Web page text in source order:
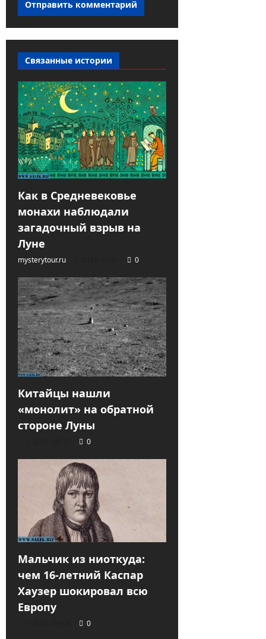
Связанные истории
Как в Средневековье
монахи наблюдали
загадочный взрыв на
Луне
mysterytour.ru 0
Китайцы нашли
«монолит» на обратной
стороне Луны
0
Мальчик из ниоткуда:
чем 16-летний Каспар
Хаузер шокировал всю
Европу
0